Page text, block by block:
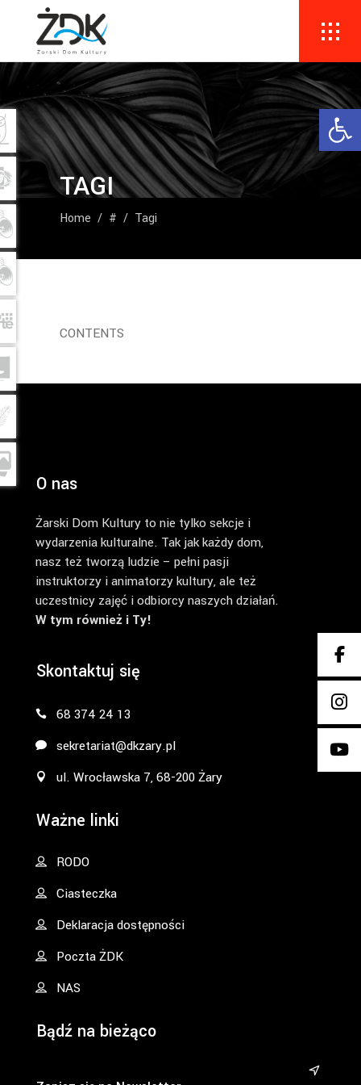
TAGI
Home / # / Tagi
CONTENTS
O nas
Żarski Dom Kultury to nie tylko sekcje i
wydarzenia kulturalne. Tak jak każdy dom,
nasz też tworzą ludzie – pełni pasji
instruktorzy i animatorzy kultury, ale też
uczestnicy zajęć i odbiorcy naszych działań.
W tym również i Ty!
Skontaktuj się
68 374 24 13
sekretariat@dkzary.pl
ul. Wrocławska 7, 68-200 Żary
Ważne linki
RODO
Ciasteczka
Deklaracja dostępności
Poczta ŻDK
NAS
Bądź na bieżąco
&